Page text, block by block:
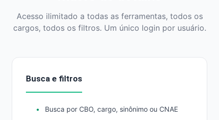
Acesso ilimitado a todas as ferramentas, todos os
cargos, todos os filtros. Um único login por usuário.
Busca e filtros
Busca por CBO, cargo, sinônimo ou CNAE